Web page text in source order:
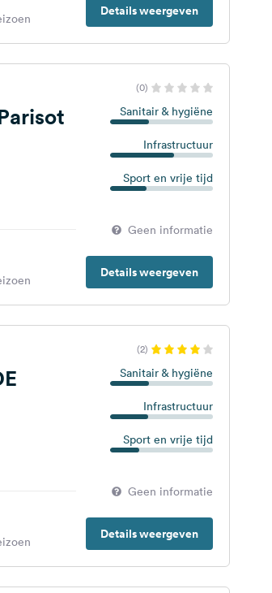
Details weergeven
(0)
Sanitair & hygiëne
Infrastructuur
Sport en vrije tijd
Geen informatie
Details weergeven
(2)
Sanitair & hygiëne
Infrastructuur
Sport en vrije tijd
Geen informatie
Details weergeven